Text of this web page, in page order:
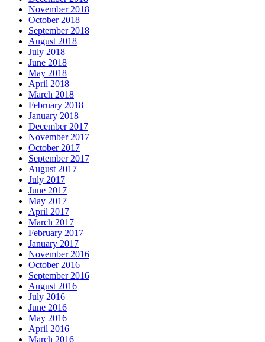
November 2018
October 2018
September 2018
August 2018
July 2018
June 2018
May 2018
April 2018
March 2018
February 2018
January 2018
December 2017
November 2017
October 2017
September 2017
August 2017
July 2017
June 2017
May 2017
April 2017
March 2017
February 2017
January 2017
November 2016
October 2016
September 2016
August 2016
July 2016
June 2016
May 2016
April 2016
March 2016